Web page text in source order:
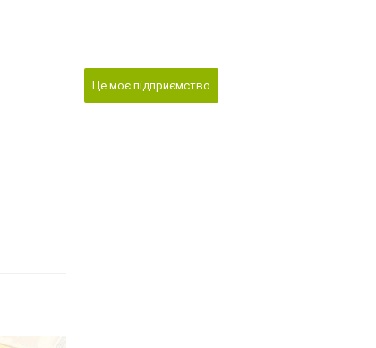
Це моє підприємство